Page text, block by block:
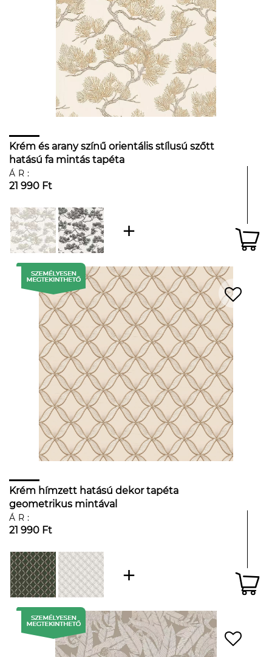
Krém és arany színű orientális stílusú szőtt
hatású fa mintás tapéta
ÁR:
21 990 Ft
Krém hímzett hatású dekor tapéta
geometrikus mintával
ÁR:
21 990 Ft